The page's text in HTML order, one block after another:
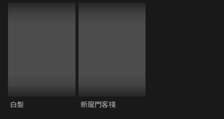
白髮 新龍門客棧